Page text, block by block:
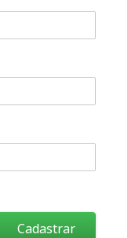
Cadastrar